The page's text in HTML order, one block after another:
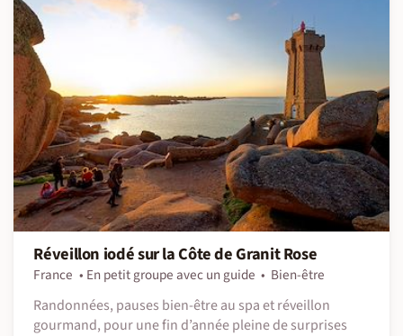
Réveillon iodé sur la Côte de Granit Rose
France En petit groupe avec un guide
Bien-être
Randonnées, pauses bien-être au spa et réveillon
gourmand, pour une fin d’année pleine de surprises